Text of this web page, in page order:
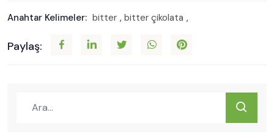
Anahtar Kelimeler: bitter , bitter çikolata ,
Paylaş: